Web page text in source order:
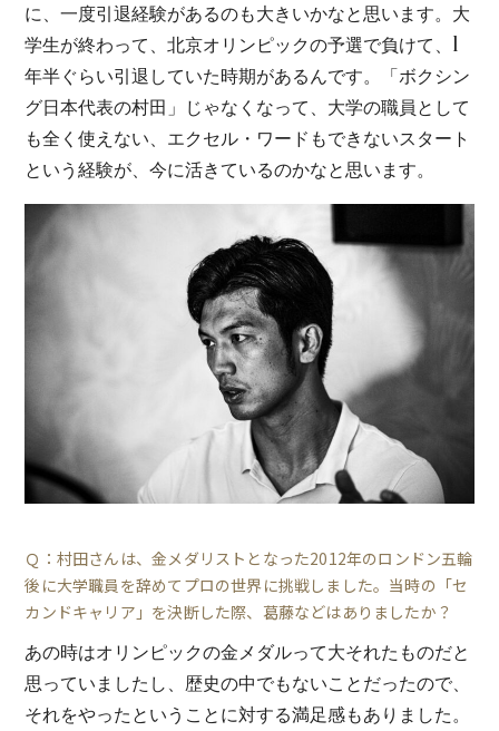
に、一度引退経験があるのも大きいかなと思います。大
学生が終わって、北京オリンピックの予選で負けて、1
年半ぐらい引退していた時期があるんです。「ボクシン
グ日本代表の村田」じゃなくなって、大学の職員として
も全く使えない、エクセル・ワードもできないスタート
という経験が、今に活きているのかなと思います。
Ｑ：村田さんは、金メダリストとなった2012年のロンドン五輪
後に大学職員を辞めてプロの世界に挑戦しました。当時の「セ
カンドキャリア」を決断した際、葛藤などはありましたか？
あの時はオリンピックの金メダルって大それたものだと
思っていましたし、歴史の中でもないことだったので、
それをやったということに対する満足感もありました。